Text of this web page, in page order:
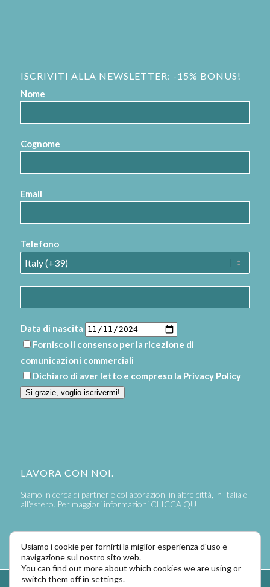
ISCRIVITI ALLA NEWSLETTER: -15% BONUS!
Nome
Cognome
Email
Telefono
Data di nascita
Fornisco il consenso per la ricezione di
comunicazioni commerciali
Dichiaro di aver letto e compreso la Privacy Policy
Si grazie, voglio iscrivermi!
LAVORA CON NOI.
Siamo in cerca di partner e collaborazioni in altre città, in Italia e
all’estero. Per maggiori informazioni CLICCA QUI
Usiamo i cookie per fornirti la miglior esperienza d'uso e
navigazione sul nostro sito web.
You can find out more about which cookies we are using or
switch them off in settings.